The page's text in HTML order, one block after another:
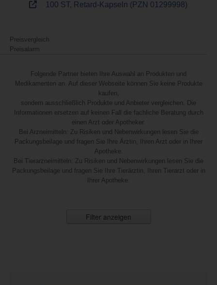
100 ST, Retard-Kapseln (PZN 01299998)
Preisvergleich
Preisalarm
Folgende Partner bieten Ihre Auswahl an Produkten und
Medikamenten an. Auf dieser Webseite können Sie keine Produkte
kaufen,
sondern ausschließlich Produkte und Anbieter vergleichen. Die
Informationen ersetzen auf keinen Fall die fachliche Beratung durch
einen Arzt oder Apotheker.
Bei Arzneimitteln: Zu Risiken und Nebenwirkungen lesen Sie die
Packungsbeilage und fragen Sie Ihre Ärztin, Ihren Arzt oder in Ihrer
Apotheke.
Bei Tierarzneimitteln: Zu Risiken und Nebenwirkungen lesen Sie die
Packungsbeilage und fragen Sie Ihre Tierärztin, Ihren Tierarzt oder in
Ihrer Apotheke.
Filter anzeigen